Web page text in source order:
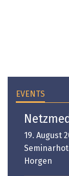
EVENTS
19. August
Horgen